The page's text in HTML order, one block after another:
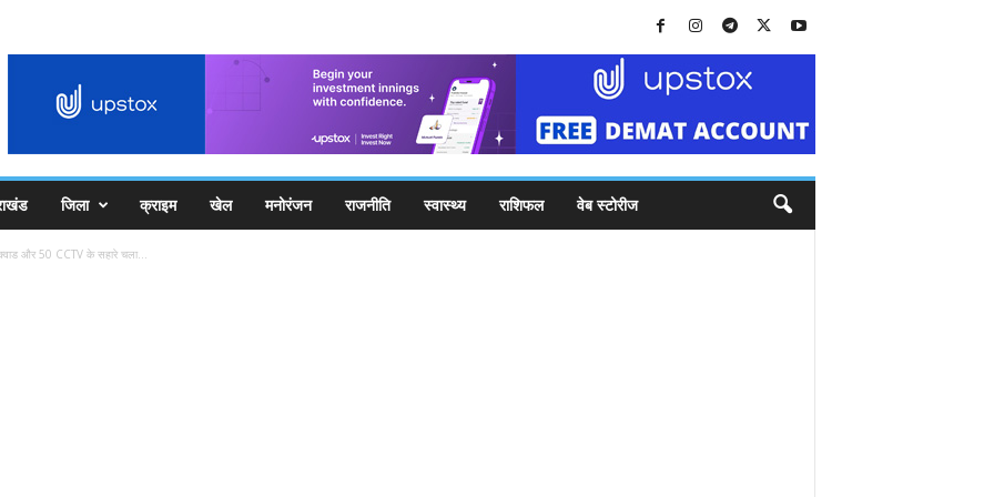
जिला क्राइम खेल मनोरंजन राजनीति स्वास्थ्य राशिफल वेब स्टोरीज
और 50 CCTV के सहारे चला...